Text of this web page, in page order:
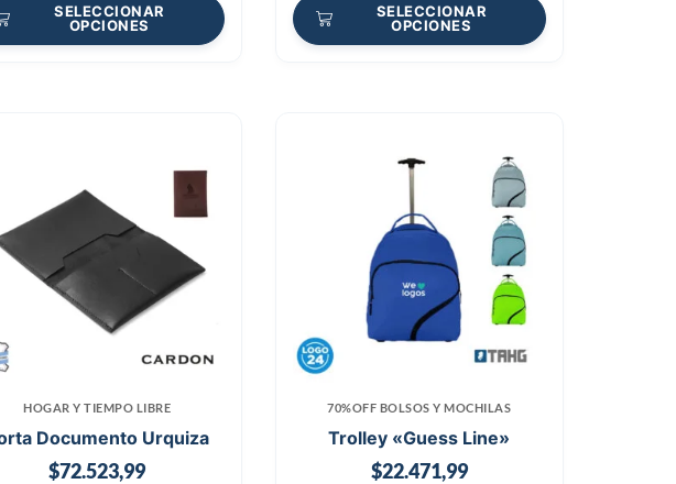
SELECCIONAR
OPCIONES
SELECCIONAR
OPCIONES
HOGAR Y TIEMPO LIBRE
Documento Urquiza
$72.523,99
70%OFF BOLSOS Y MOCHILAS
Trolley «Guess Line»
$22.471,99